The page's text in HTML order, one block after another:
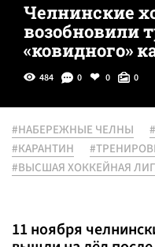
Челнинские
возобновили
«ковидного»
484 0 0 0
#НАБЕРЕЖНЫЕ ЧЕЛНЫ
#КАРАНТИН
#ВЫСШАЯ ХОККЕЙНАЯ
11 ноября